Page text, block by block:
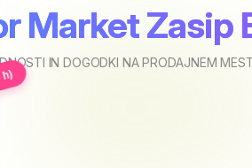
Market Zasip
IN DOGODKI NA PRODAJNEM